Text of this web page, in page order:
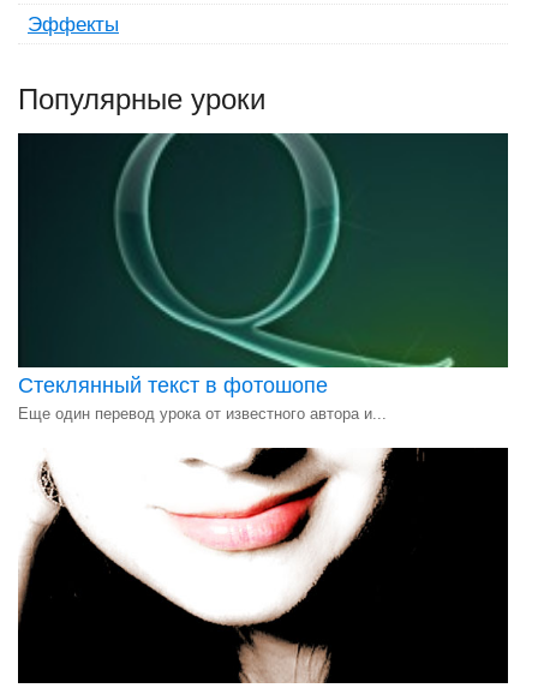
Эффекты
Популярные уроки
Стеклянный текст в фотошопе
Еще один перевод урока от известного автора и...